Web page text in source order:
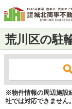
荒川区の駐
※物件情報の周辺施設
社では対応できません。